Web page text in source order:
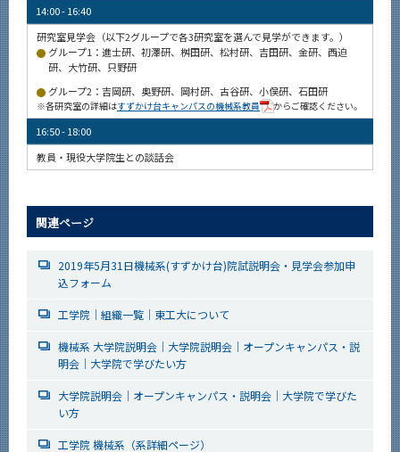
14:00 - 16:40
研究室見学会（以下2グループで各3研究室を選んで見学ができます。）
グループ1：進士研、初澤研、桝田研、松村研、吉田研、金研、西迫
研、大竹研、只野研
グループ2：吉岡研、奥野研、岡村研、古谷研、小俣研、石田研
※各研究室の詳細はすずかけ台キャンパスの機械系教員 からご確認ください。
16:50 - 18:00
教員・現役大学院生との談話会
関連ページ
2019年5月31日機械系(すずかけ台)院試説明会・見学会参加申
込フォーム
工学院｜組織一覧｜東工大について
機械系 大学院説明会｜大学院説明会｜オープンキャンパス・説
明会｜大学院で学びたい方
大学院説明会｜オープンキャンパス・説明会｜大学院で学びた
い方
工学院 機械系（系詳細ページ）